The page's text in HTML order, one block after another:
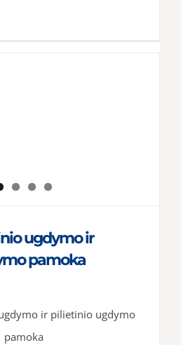
ugdymo ir
pamoka
ir pilietinio ugdymo
pamoka